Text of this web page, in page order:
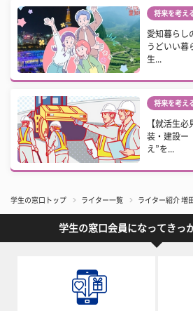
将来を考え
愛知暮らし
うどいい暮
生...
将来を考え
【就活生
装・建設ー
え”を...
学生の窓口トップ ライター一覧 ライター紹介 増
学生の窓口会員になってきっ